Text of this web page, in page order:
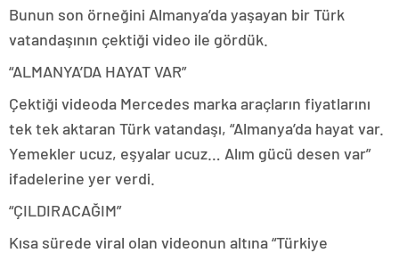
Bunun son örneğini Almanya’da yaşayan bir Türk
vatandaşının çektiği video ile gördük.
“ALMANYA’DA HAYAT VAR”
Çektiği videoda Mercedes marka araçların fiyatlarını
tek tek aktaran Türk vatandaşı, “Almanya’da hayat var.
Yemekler ucuz, eşyalar ucuz… Alım gücü desen var”
ifadelerine yer verdi.
“ÇILDIRACAĞIM”
Kısa sürede viral olan videonun altına “Türkiye